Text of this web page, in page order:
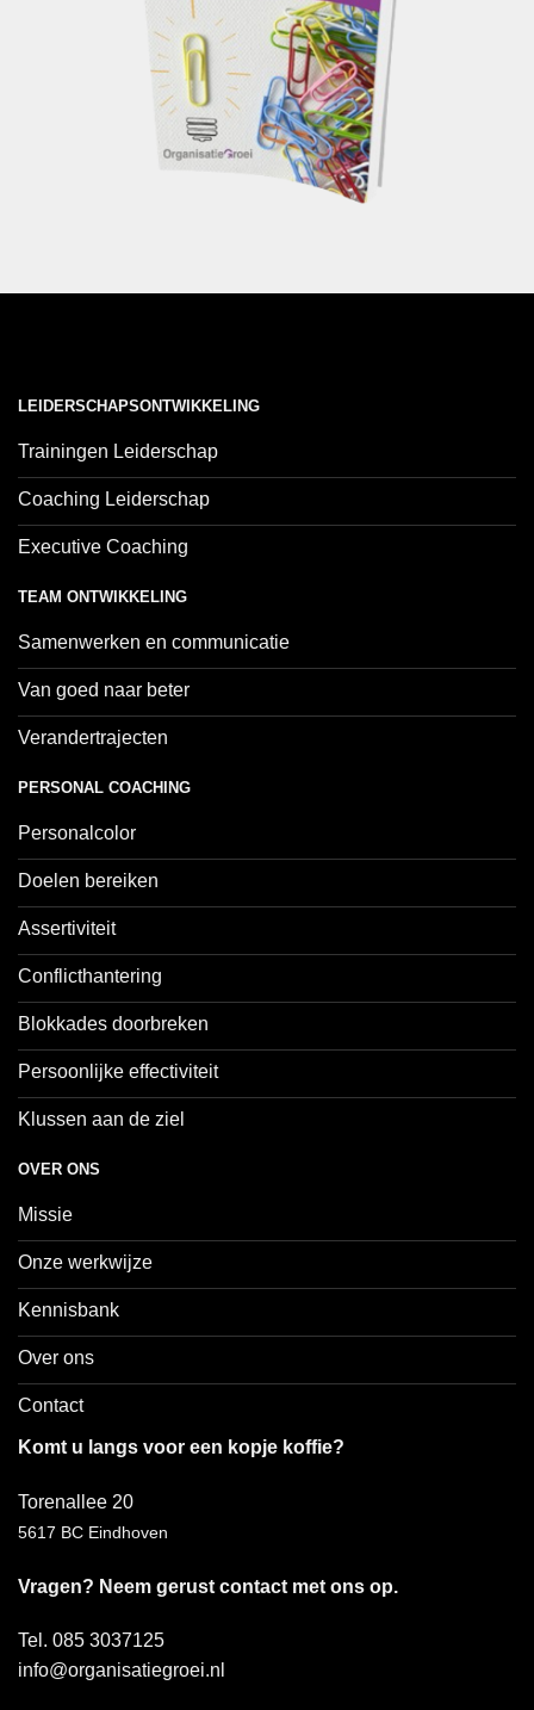
LEIDERSCHAPSONTWIKKELING
Trainingen Leiderschap
Coaching Leiderschap
Executive Coaching
TEAM ONTWIKKELING
Samenwerken en communicatie
Van goed naar beter
Verandertrajecten
PERSONAL COACHING
Personalcolor
Doelen bereiken
Assertiviteit
Conflicthantering
Blokkades doorbreken
Persoonlijke effectiviteit
Klussen aan de ziel
OVER ONS
Missie
Onze werkwijze
Kennisbank
Over ons
Contact
Komt u langs voor een kopje koffie?
Torenallee 20
5617 BC Eindhoven
Vragen? Neem gerust contact met ons op.
Tel. 085 3037125
info@organisatiegroei.nl